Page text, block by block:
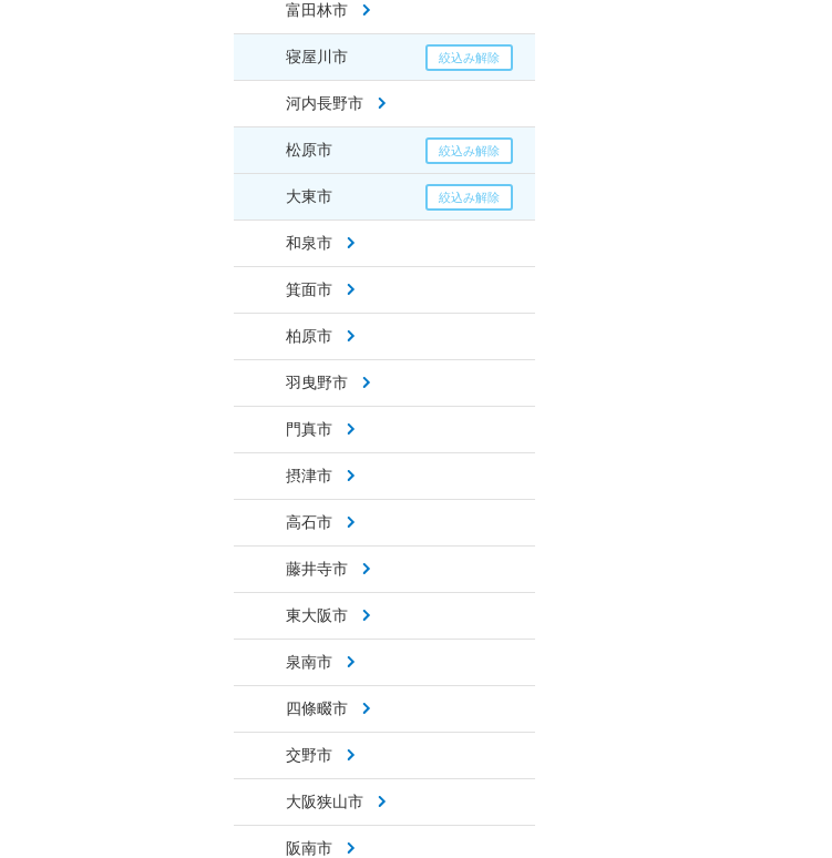
富田林市
寝屋川市
河内長野市
松原市
大東市
和泉市
箕面市
柏原市
羽曳野市
門真市
摂津市
高石市
藤井寺市
東大阪市
泉南市
四條畷市
交野市
大阪狭山市
阪南市